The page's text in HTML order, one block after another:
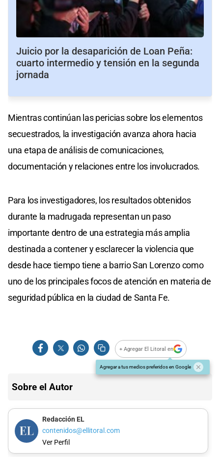
Juicio por la desaparición de Loan Peña:
cuarto intermedio y tensión en la segunda
jornada
Mientras continúan las pericias sobre los elementos
secuestrados, la investigación avanza ahora hacia
una etapa de análisis de comunicaciones,
documentación y relaciones entre los involucrados.
Para los investigadores, los resultados obtenidos
durante la madrugada representan un paso
importante dentro de una estrategia más amplia
destinada a contener y esclarecer la violencia que
desde hace tiempo tiene a barrio San Lorenzo como
uno de los principales focos de atención en materia de
seguridad pública en la ciudad de Santa Fe.
+ Agregar El Litoral en
Agregar a tus medios preferidos en Google
Sobre el Autor
Redacción EL
contenidos@ellitoral.com
Ver Perfil